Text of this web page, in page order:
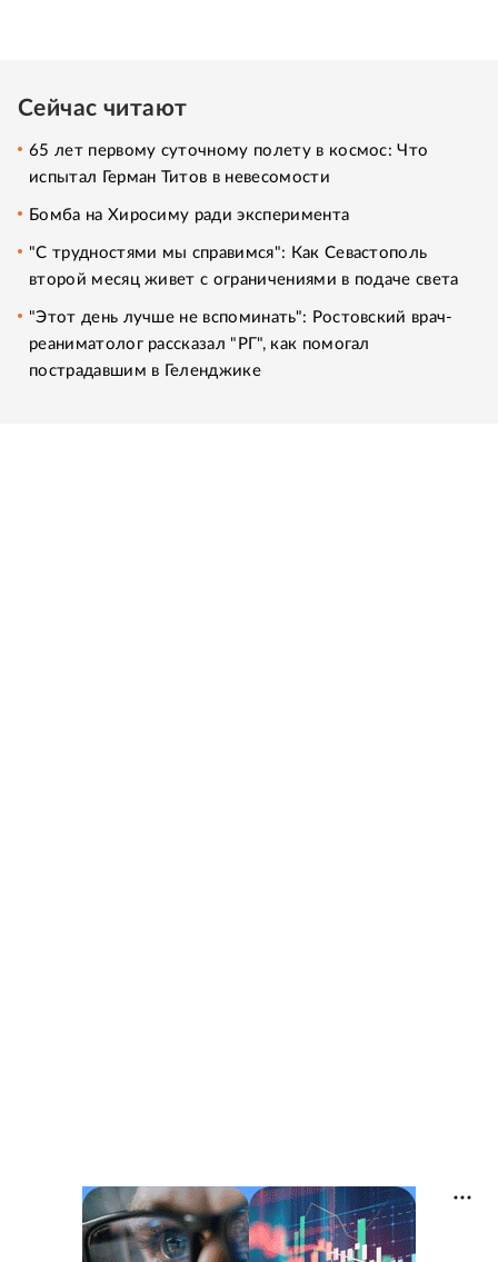
Сейчас читают
65 лет первому суточному полету в космос: Что
испытал Герман Титов в невесомости
Бомба на Хиросиму ради эксперимента
"С трудностями мы справимся": Как Севастополь
второй месяц живет с ограничениями в подаче света
"Этот день лучше не вспоминать": Ростовский врач-
реаниматолог рассказал "РГ", как помогал
пострадавшим в Геленджике